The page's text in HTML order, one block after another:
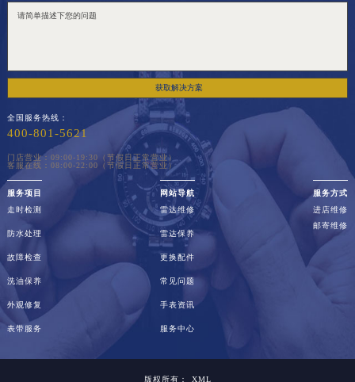
获取解决方案
全国服务热线：
400-801-5621
门店营业：09:00-19:30（节假日正常营业）
客服在线：08:00-22:00（节假日正常营业）
服务项目
走时检测
防水处理
故障检查
洗油保养
外观修复
表带服务
网站导航
雷达维修
雷达保养
更换配件
常见问题
手表资讯
服务中心
服务方式
进店维修
邮寄维修
版权所有： XML